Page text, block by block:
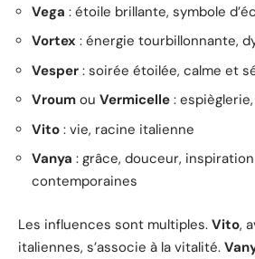
Vega : étoile brillante, symbole
Vortex : énergie tourbillonnante,
Vesper : soirée étoilée, calme et
Vroum ou Vermicelle :
Vito : vie, racine italienne
Vanya : grâce, douceur,
contemporaines
Les influences sont multiples. Vito,
italiennes, s’associe à la vitalité.